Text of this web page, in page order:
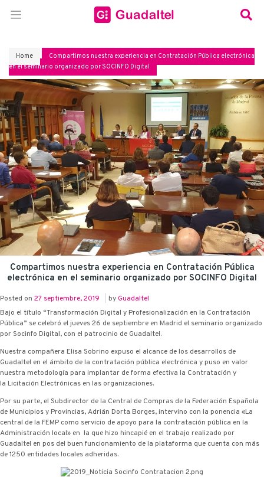
Home
Compartimos nuestra experiencia en Contratación Pública electrónica
en el seminario organizado por SOCINFO Digital
Compartimos nuestra experiencia en Contratación Pública
electrónica en el seminario organizado por SOCINFO Digital
Posted on 27 septiembre, 2019 by Guadaltel
Bajo el título “Transformación Digital y Profesionalización en la Contratación
Pública” se celebró el jueves 26 de septiembre en Madrid el seminario organizado
por Socinfo Digital, con el patrocinio de Guadaltel.
Nuestra compañera Elisa Sobrino expuso el alcance de los desarrollos de
Guadaltel en el ámbito de la contratación pública electrónica y puso en valor
nuestra metodología para implantar de forma efectiva la Contratación y
la Licitación Electrónicas en las organizaciones.
Por su parte, el Subdirector de la Central de Compras de la Federación Española
de Municipios y Provincias, Adrián Dorta Borges, intervino con la ponencia «La
central de la FEMP como servicio de apoyo para la contratación pública en la
Administración local» en la que hizo hincapié en el trabajo realizado por
Guadaltel en pos del buen funcionamiento de la plataforma que cuenta con más
de 1250 entidades locales adheridas.